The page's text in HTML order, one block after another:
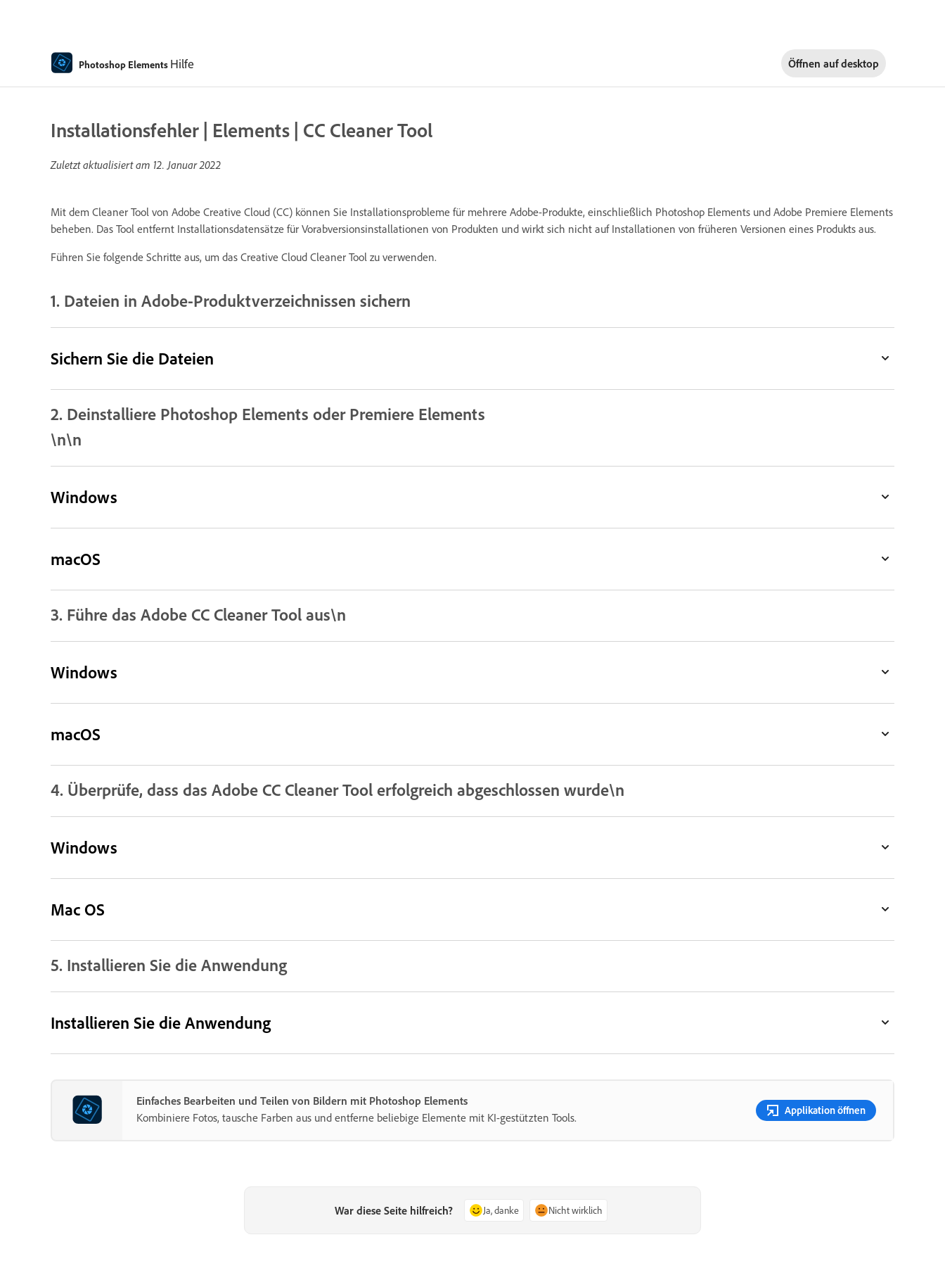
Photoshop Elements Hilfe Öffnen aufdesktop
Installationsfehler | Elements | CC Cleaner Tool
Zuletzt aktualisiert am 12. Januar 2022
Mit dem Cleaner Tool von Adobe Creative Cloud (CC) können Sie Installationsprobleme für mehrere Adobe-Produkte, einschließlich Photoshop Elements und Adobe Premiere Elements
beheben. Das Tool entfernt Installationsdatensätze für Vorabversionsinstallationen von Produkten und wirkt sich nicht auf Installationen von früheren Versionen eines Produkts aus.
Führen Sie folgende Schritte aus, um das Creative Cloud Cleaner Tool zu verwenden.
1. Dateien in Adobe-Produktverzeichnissen sichern
Sichern Sie die Dateien
2. Deinstalliere Photoshop Elements oder Premiere Elements
\n\n
Windows
macOS
3. Führe das Adobe CC Cleaner Tool aus\n
Windows
macOS
4. Überprüfe, dass das Adobe CC Cleaner Tool erfolgreich abgeschlossen wurde\n
Windows
Mac OS
5. Installieren Sie die Anwendung
Installieren Sie die Anwendung
Einfaches Bearbeiten und Teilen von Bildern mit Photoshop Elements
Kombiniere Fotos, tausche Farben aus und entferne beliebige Elemente mit KI-gestützten Tools.
Applikation öffnen
War diese Seite hilfreich? Ja, danke Nicht wirklich